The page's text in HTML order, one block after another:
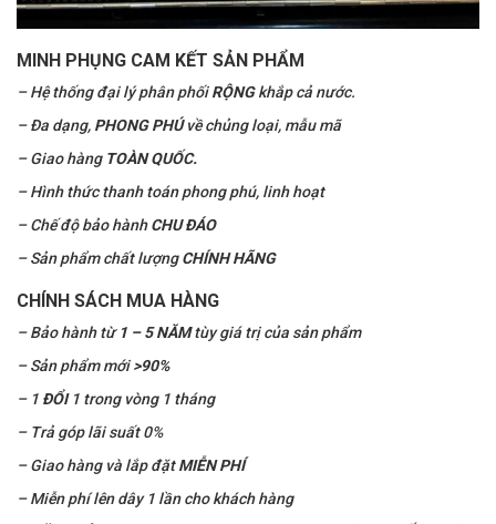
MINH PHỤNG CAM KẾT SẢN PHẨM
– Hệ thống đại lý phân phốiRỘNGkhắp cả nước.
– Đa dạng, PHONG PHÚvề chủng loại, mẫu mã
– Giao hàng TOÀN QUỐC.
– Hình thức thanh toán phong phú, linh hoạt
– Chế độ bảo hànhCHU ĐÁO
– Sản phẩm chất lượngCHÍNH HÃNG
CHÍNH SÁCH MUA HÀNG
– Bảo hành từ 1 – 5 NĂMtùy giá trị của sản phẩm
– Sản phẩm mới>90%
– 1 ĐỔI 1 trong vòng 1 tháng
– Trả góp lãi suất 0%
– Giao hàng và lắp đặtMIỄN PHÍ
– Miễn phí lên dây 1 lần cho khách hàng